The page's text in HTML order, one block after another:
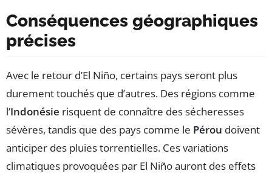
Conséquences géographiques
précises
Avec le retour d’El Niño, certains pays seront plus
durement touchés que d’autres. Des régions comme
l’Indonésie risquent de connaître des sécheresses
sévères, tandis que des pays comme le Pérou doivent
anticiper des pluies torrentielles. Ces variations
climatiques provoquées par El Niño auront des effets